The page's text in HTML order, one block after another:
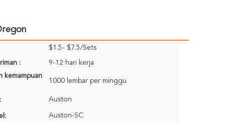
$1.5- $7.5/Sets
:
9-12 hari kerja
kemampuan
1000 lembar per minggu
Auston
Auston-SC